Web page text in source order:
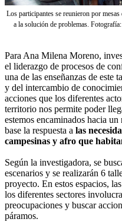
Los participantes se reunieron por
a la solución de problemas.
Para Ana Milena Moreno,
el liderazgo de procesos de
una de las enseñanzas de este
y del intercambio de
acciones que los diferentes
territorio nos permite poder
estemos encaminados hacia
base la respuesta a las
campesinas y afro que
Según la investigadora, se
escenarios y se realizarán 6
proyecto. En estos espacios,
los diferentes sectores
preocupaciones y buscar
páramos.